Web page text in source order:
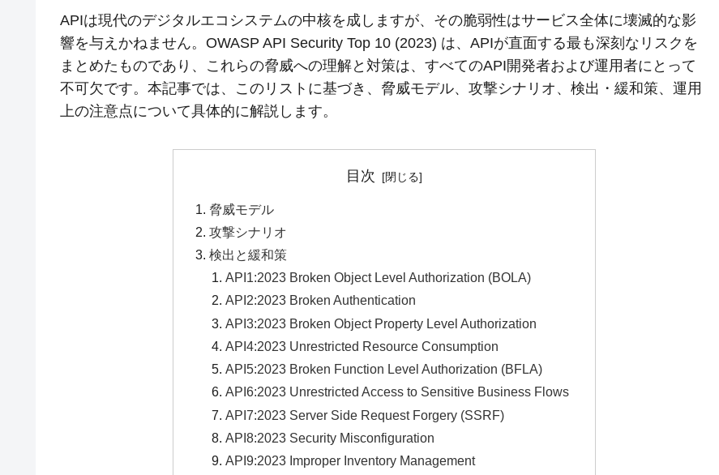
APIは現代のデジタルエコシステムの中核を成しますが、その脆弱性はサービス全体に壊滅的な影
響を与えかねません。OWASP API Security Top 10 (2023) は、APIが直面する最も深刻なリスクを
まとめたものであり、これらの脅威への理解と対策は、すべてのAPI開発者および運用者にとって
不可欠です。本記事では、このリストに基づき、脅威モデル、攻撃シナリオ、検出・緩和策、運用
上の注意点について具体的に解説します。
目次
脅威モデル
攻撃シナリオ
検出と緩和策
API1:2023 Broken Object Level Authorization (BOLA)
API2:2023 Broken Authentication
API3:2023 Broken Object Property Level Authorization
API4:2023 Unrestricted Resource Consumption
API5:2023 Broken Function Level Authorization (BFLA)
API6:2023 Unrestricted Access to Sensitive Business Flows
API7:2023 Server Side Request Forgery (SSRF)
API8:2023 Security Misconfiguration
API9:2023 Improper Inventory Management